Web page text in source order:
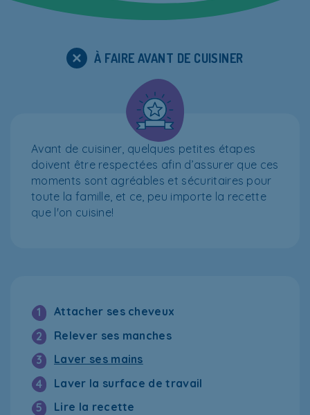
À FAIRE AVANT DE CUISINER
Avant de cuisiner, quelques petites étapes
doivent être respectées afin d’assurer que ces
moments sont agréables et sécuritaires pour
toute la famille, et ce, peu importe la recette
que l'on cuisine!
1
Attacher ses cheveux
2
Relever ses manches
3
Laver ses mains
4
Laver la surface de travail
5
Lire la recette